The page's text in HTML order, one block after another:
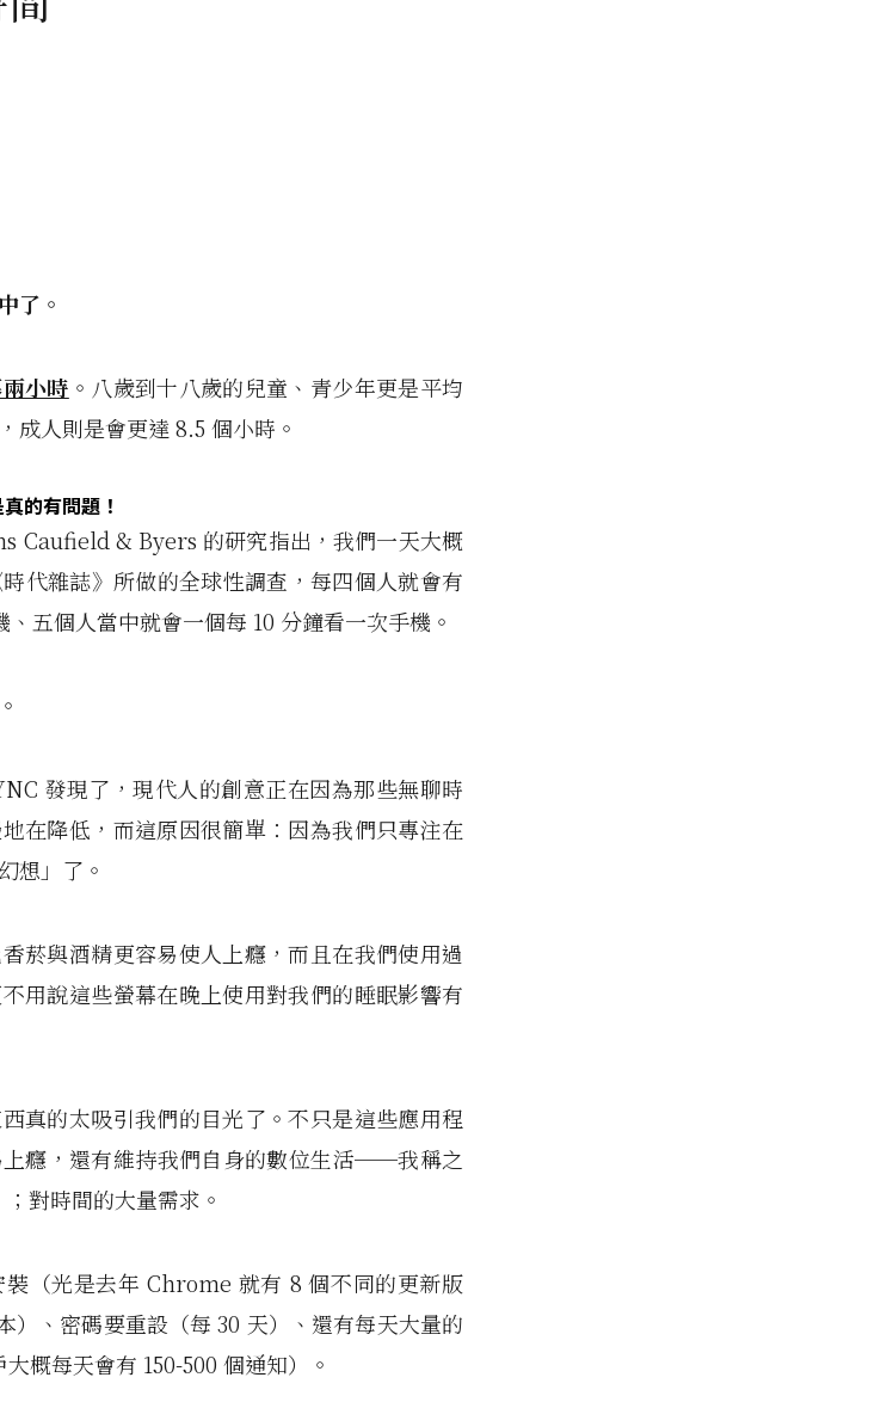
了。
小時 。八歲到十八歲的兒童、青少年更是平均
，成人則是會更達 8.5 個小時。
的有問題！
Caufield & Byers 的研究指出，我們一天大概
代雜誌》所做的全球性調查，每四個人就會有
五個人當中就會一個每 10 分鐘看一次手機。
發現了，現代人的創意正在因為那些無聊時
在降低，而這原因很簡單：因為我們只專注在
想」了。
菸與酒精更容易使人上癮，而且在我們使用過
用說這些螢幕在晚上使用對我們的睡眠影響有
真的太吸引我們的目光了。不只是這些應用程
癮，還有維持我們自身的數位生活──我稱之
對時間的大量需求。
（光是去年 Chrome 就有 8 個不同的更新版
）、密碼要重設（每 30 天）、還有每天大量的
概每天會有 150-500 個通知）。